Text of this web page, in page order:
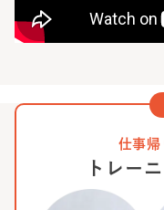
仕事帰
トレー